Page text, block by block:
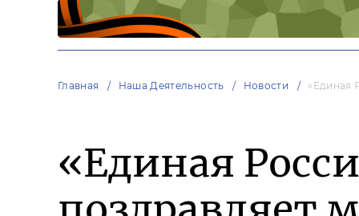
Главная Наша Деятельность Новости «Единая
«Единая